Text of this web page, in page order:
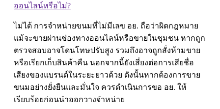
ออนไลน์หรือไม่?
ไม่ได้ การจำหน่ายขนมที่ไม่มีเลข อย. ถือว่าผิดกฎหมาย
แม้จะขายผ่านช่องทางออนไลน์หรือขายในชุมชน หากถูก
ตรวจสอบอาจโดนโทษปรับสูง รวมถึงอาจถูกสั่งห้ามขาย
หรือเรียกเก็บสินค้าคืน นอกจากนี้ยังเสี่ยงต่อการเสียชื่อ
เสียงของแบรนด์ในระยะยาวด้วย ดังนั้นหากต้องการขาย
ขนมอย่างยั่งยืนและมั่นใจ ควรดำเนินการขอ อย. ให้
เรียบร้อยก่อนนำออกวางจำหน่าย